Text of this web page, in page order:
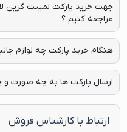
جهت خرید پارکت لمینت گرین
مراجعه کنیم ؟
هنگام خرید پارکت چه لوازم
ارسال پارکت ها به چه صورت و
ارتباط با کارشناس فروش